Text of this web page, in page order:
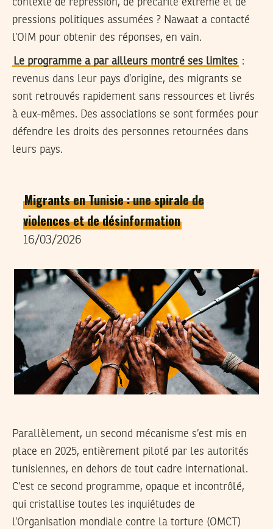
contexte de répression, de précarité extrême et de
pressions politiques assumées ? Nawaat a contacté
l’OIM pour obtenir des réponses, en vain.
Le programme a par ailleurs montré ses limites :
revenus dans leur pays d’origine, des migrants se
sont retrouvés rapidement sans ressources et livrés
à eux-mêmes. Des associations se sont formées pour
défendre les droits des personnes retournées dans
leurs pays.
Migrants en Tunisie : une spirale de
violences et de désinformation
16/03/2026
Parallèlement, un second mécanisme s’est mis en
place en 2025, entièrement piloté par les autorités
tunisiennes, en dehors de tout cadre international.
C’est ce second programme, opaque et incontrôlé,
qui cristallise toutes les inquiétudes de
l’Organisation mondiale contre la torture (OMCT)